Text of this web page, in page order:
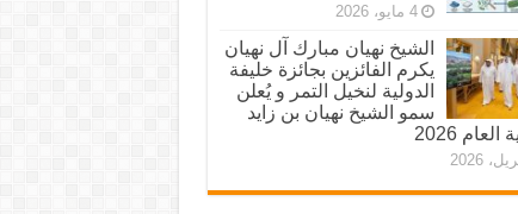
4 مايو، 2026
الشيخ نهيان مبارك آل نهيان
يكرم الفائزين بجائزة خليفة
الدولية لنخيل التمر و يُعلن
سمو الشيخ نهيان بن زايد
2026